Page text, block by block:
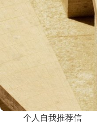
个人自我推荐信